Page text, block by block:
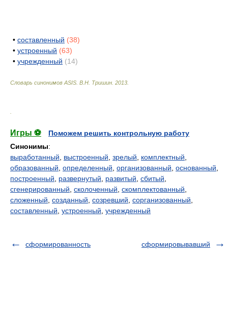
• составленный (38)
• устроенный (63)
• учрежденный (14)
Словарь синонимов ASIS. В.Н. Тришин 2013
Игры ⚽
Поможем решить контрольную работу
Синонимы:
выработанный
выстроенный зрелый комплектный
образованный определенный организованный основанный
построенный
развернутый развитый сбитый
сгенерированный сколоченный скомплектованный
сложенный созданный созревший сорганизованный
составленный устроенный учрежденный
сформированность сформировывавший